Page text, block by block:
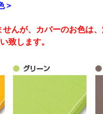
＞
せんが、カバーのお色は
致します。